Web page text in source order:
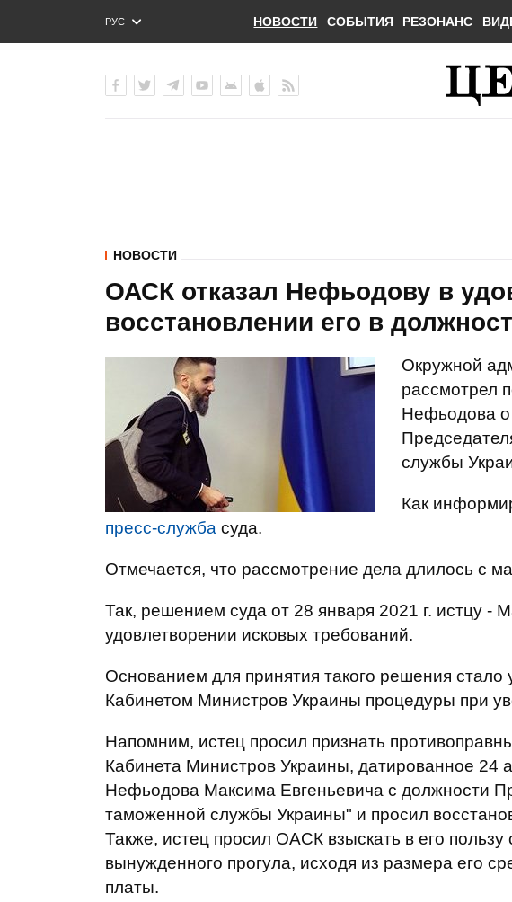
РУС
ENG
НОВОСТИ СОБЫТИЯ РЕЗОНАНС
НОВОСТИ
ОАСК отказал Нефьодову в
восстановлении его в
Окружной
рассмотрел
Нефьодова о
службы
Как
пресс-служба суда.
Отмечается, что рассмотрение дела длилось с
Так, решением суда от 28 января 2021 г. истцу -
удовлетворении исковых требований.
Основанием для принятия такого решения
Кабинетом Министров Украины процедуры при
Напомним, истец просил признать
Кабинета Министров Украины, датированное 24
Нефьодова Максима Евгеньевича с должности
таможенной службы Украины" и просил
Также, истец просил ОАСК взыскать в его
вынужденного прогула, исходя из размера его
платы.